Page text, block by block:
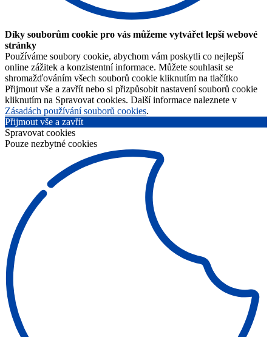
Díky souborům cookie pro vás můžeme vytvářet lepší webové
stránky
Používáme soubory cookie, abychom vám poskytli co nejlepší
online zážitek a konzistentní informace. Můžete souhlasit se
shromažďováním všech souborů cookie kliknutím na tlačítko
Přijmout vše a zavřít nebo si přizpůsobit nastavení souborů cookie
kliknutím na Spravovat cookies. Další informace naleznete v
Zásadách používání souborů cookies.
Přijmout vše a zavřít
Spravovat cookies
Pouze nezbytné cookies